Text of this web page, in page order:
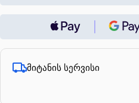
მიტანის სერვისი